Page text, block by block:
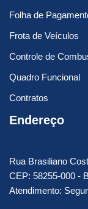
Folha de
Frota de Veículos
Controle de
Quadro Funcional
Contratos
Endereço
Rua Brasiliano
CEP: 58255-000 -
Atendimento: